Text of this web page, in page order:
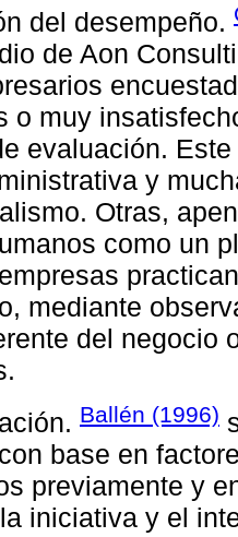
del desempeño.
de Aon
o muy
evaluación.
y
Otras,
como un
mediante
del negocio
Ballén (1996)
base en
previamente y
iniciativa y el